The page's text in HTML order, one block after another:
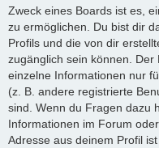
Zweck eines Boards ist es,
zu ermöglichen. Du bist dir
Profils und die von dir
zugänglich sein können.
einzelne Informationen nur
(z. B. andere registrierte
sind. Wenn du Fragen dazu
Informationen im Forum
Adresse aus deinem Profil